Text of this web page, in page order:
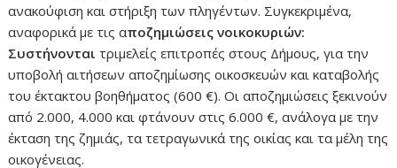
ανακούφιση και στήριξη των πληγέντων. Συγκεκριμένα,
αναφορικά με τις αποζημιώσεις νοικοκυριών:
Συστήνονται τριμελείς επιτροπές στους Δήμους, για την
υποβολή αιτήσεων αποζημίωσης οικοσκευών και καταβολής
του έκτακτου βοηθήματος (600 €). Οι αποζημιώσεις ξεκινούν
από 2.000, 4.000 και φτάνουν στις 6.000 €, ανάλογα με την
έκταση της ζημιάς, τα τετραγωνικά της οικίας και τα μέλη της
οικογένειας.